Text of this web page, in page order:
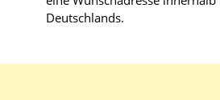
Deutschlands.